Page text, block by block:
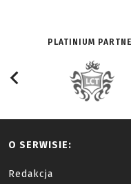
PLATINIUM
O SERWISIE:
Redakcja